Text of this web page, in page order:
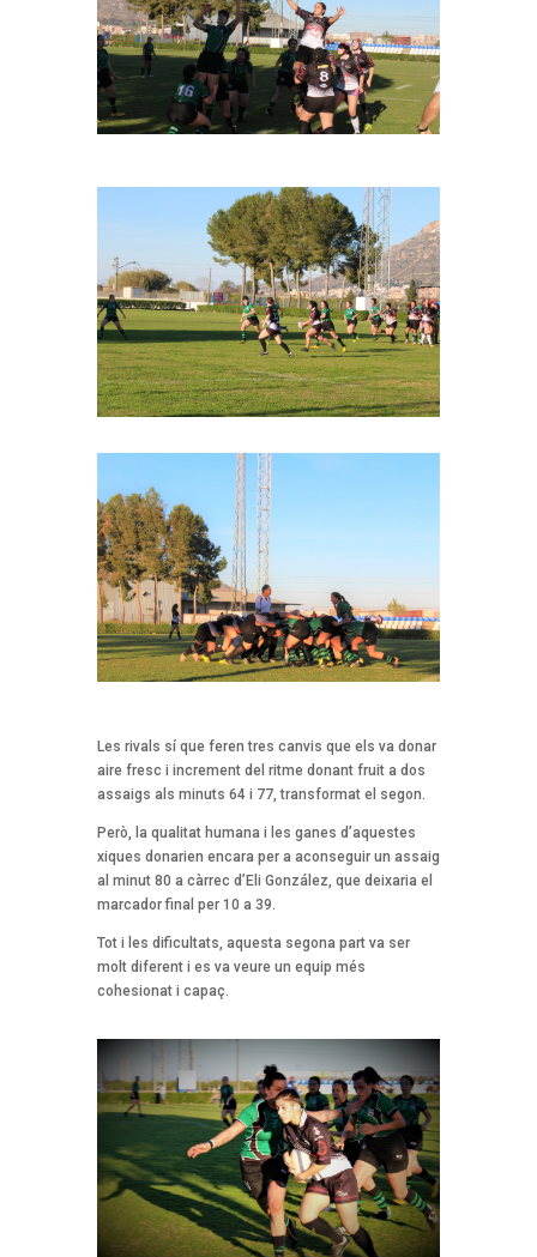
Les rivals sí que feren tres canvis que els va donar
aire fresc i increment del ritme donant fruit a dos
assaigs als minuts 64 i 77, transformat el segon.
Però, la qualitat humana i les ganes d’aquestes
xiques donarien encara per a aconseguir un assaig
al minut 80 a càrrec d’Eli González, que deixaria el
marcador final per 10 a 39.
Tot i les dificultats, aquesta segona part va ser
molt diferent i es va veure un equip més
cohesionat i capaç.